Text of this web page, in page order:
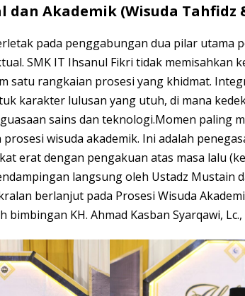
dan Akademik (Wisuda Tahfidz
pada penggabungan dua pilar utama
SMK IT Ihsanul Fikri tidak memisahkan
satu rangkaian prosesi yang khidmat.
karakter lulusan yang utuh, di mana
sains dan teknologi.Momen paling
wisuda akademik. Ini adalah
erat dengan pengakuan atas masa lalu
langsung oleh Ustadz Mustain
berlanjut pada Prosesi Wisuda
KH. Ahmad Kasban Syarqawi, Lc.,